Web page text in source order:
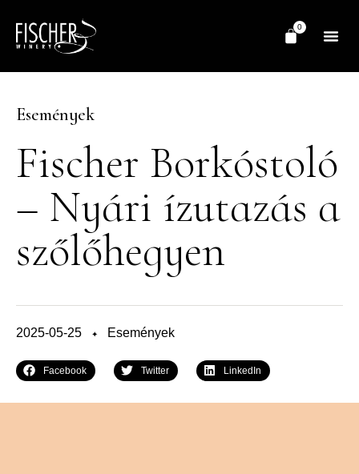
0
Fischer Borkóstoló
– Nyári ízutazás a
szőlőhegyen
Category
Események
2025-05-25 ✦ Események
Facebook Twitter LinkedIn